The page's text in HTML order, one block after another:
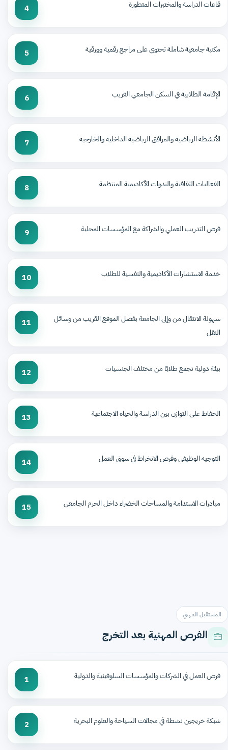
قاعات الدراسة والمختبرات المتطورة 4
مكتبة جامعية شاملة تحتوي على مراجع رقمية وورقية 5
الإقامة الطلابية في السكن الجامعي القريب 6
الأنشطة الرياضية والمرافق الرياضية الداخلية والخارجية 7
الفعاليات الثقافية والندوات الأكاديمية المنتظمة 8
فرص التدريب العملي والشراكة مع المؤسسات المحلية 9
خدمة الاستشارات الأكاديمية والنفسية للطلاب 10
سهولة الانتقال من وإلى الجامعة بفضل الموقع القريب من وسائل
النقل
11
بيئة دولية تجمع طلابًا من مختلف الجنسيات 12
الحفاظ على التوازن بين الدراسة والحياة الاجتماعية 13
التوجيه الوظيفي وفرص الانخراط في سوق العمل 14
مبادرات الاستدامة والمساحات الخضراء داخل الحرم الجامعي 15
المستقبل المهني
الفرص المهنية بعد التخرج
فرص العمل في الشركات والمؤسسات السلوفينية والدولية 1
شبكة خريجين نشطة في مجالات السياحة والعلوم البحرية 2